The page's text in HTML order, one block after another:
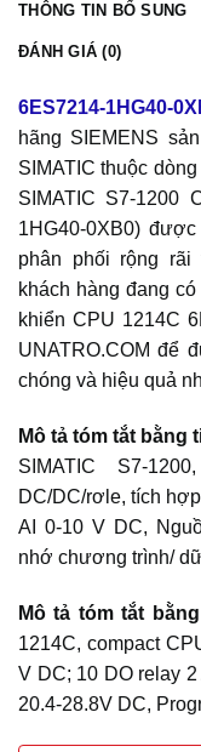
THÔNG TIN BỔ SUNG
ĐÁNH GIÁ (0)
6ES7214-1HG40-
hãng SIEMENS
SIMATIC thuộc
SIMATIC S7-1200
1HG40-0XB0)
phân phối rộng
khách hàng đang
khiển CPU 1214C
UNATRO.COM để
chóng và hiệu quả
Mô tả tóm tắt bằng
SIMATIC S7-
DC/DC/rơle, tích
AI 0-10 V DC,
nhớ chương trình/
Mô tả tóm tắt
1214C, compact
V DC; 10 DO relay
20.4-28.8V DC,